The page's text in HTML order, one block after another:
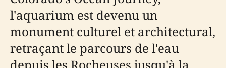
l'aquarium est devenu un
monument culturel et architectural,
retraçant le parcours de l'eau